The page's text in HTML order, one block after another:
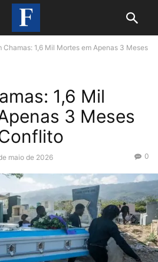
Chamas: 1,6 Mil Mortes em Apenas 3 Meses
1,6 Mil
3 Meses
maio de 2026 0